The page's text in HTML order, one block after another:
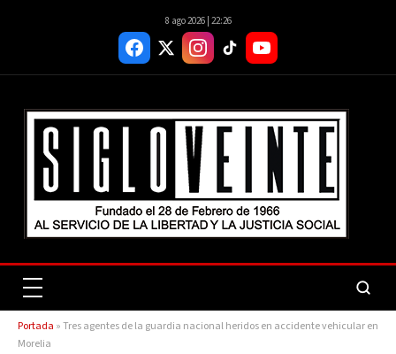
8 ago 2026 | 22:26
Portada »Tres agentes de la guardia nacional heridos en accidente vehicular en
Morelia